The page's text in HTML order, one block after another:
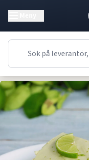
Recept Dessert Engelskt